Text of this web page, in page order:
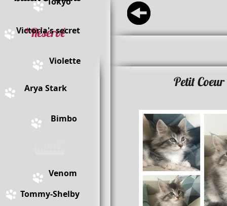
*Réservé
Petit Coeur
Victoria's secret
Violette
Arya Stark
Bimbo
Venom
Tommy-Shelby